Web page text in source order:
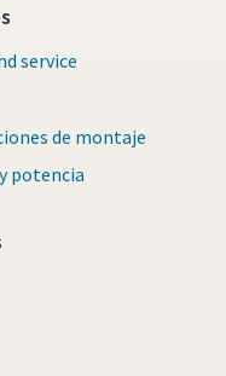
service
de montaje
potencia